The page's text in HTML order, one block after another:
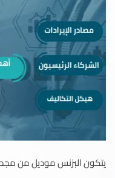
يتكون البزنس موديل من